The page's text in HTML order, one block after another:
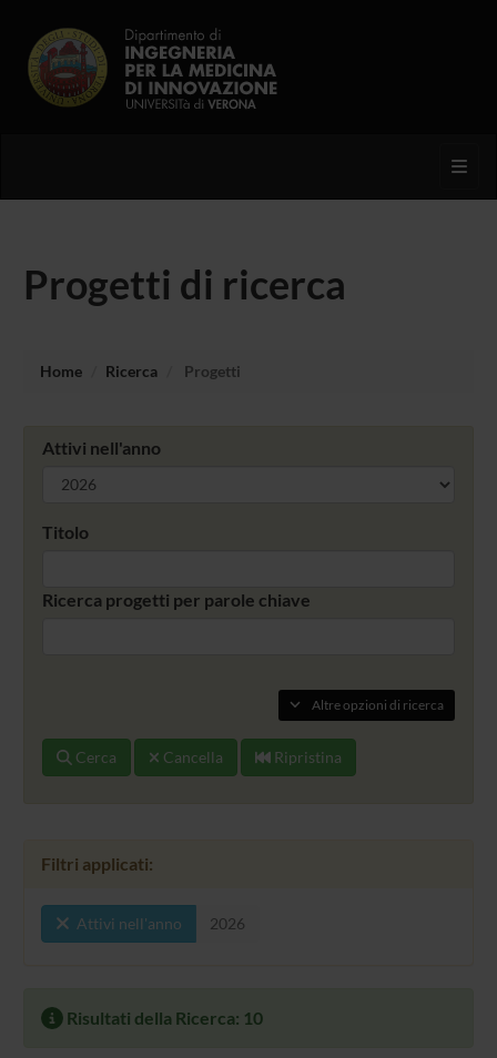
Progetti di ricerca
Home Ricerca Progetti
Attivi nell'anno
Titolo
Ricerca progetti per parole chiave
Altre opzioni di ricerca
Cerca Cancella Ripristina
Filtri applicati:
Attivi nell'anno 2026
Risultati della Ricerca: 10